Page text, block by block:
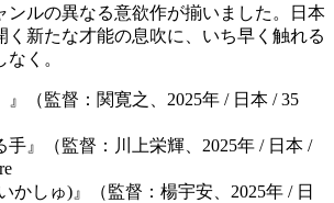
ンルの異なる意欲作が揃いました。日本
く新たな才能の息吹に、いち早く触れる
く。
』（監督：関寛之、2025年 / 日本 / 35
手』（監督：川上栄輝、2025年 / 日本 /
かしゅ)』（監督：楊宇安、2025年 / 日